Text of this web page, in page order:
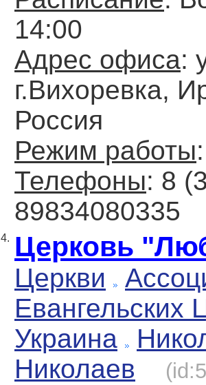
14:00
Адрес офиса:
г.Вихоревка,
Россия
Режим работы
Телефоны: 8
89834080335
4. Церковь
Церкви
Евангельских
Украина
Николаев